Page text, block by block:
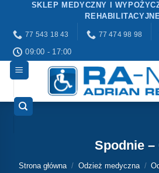
Przewiń
zawartości
SKLEP MEDYCZNY I
77 543 18 43 77 474 98 98
09:00 - 17:00
Spodnie –
Strona główna / Odzież medyczna /